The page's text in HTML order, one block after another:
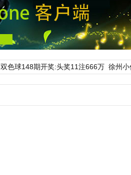
双色球148期开奖:头奖11注666万 徐州